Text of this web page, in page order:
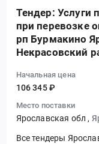
Тендер: Услуги
при перевозке
рп Бурмакино
Некрасовский
Начальная цена
106 345 ₽
Место поставки
Ярославская обл ,
Все тендеры